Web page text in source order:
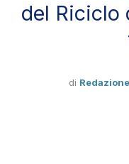
del Riciclo
di Redazione